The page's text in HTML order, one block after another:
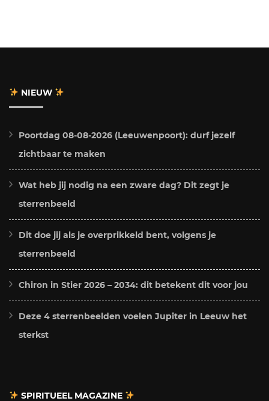
NIEUW
Poortdag 08-08-2026 (Leeuwenpoort): durf jezelf
zichtbaar te maken
Wat heb jij nodig na een zware dag? Dit zegt je
sterrenbeeld
Dit doe jij als je overprikkeld bent, volgens je
sterrenbeeld
Chiron in Stier 2026 – 2034: dit betekent dit voor jou
Deze 4 sterrenbeelden voelen Jupiter in Leeuw het
sterkst
SPIRITUEEL MAGAZINE